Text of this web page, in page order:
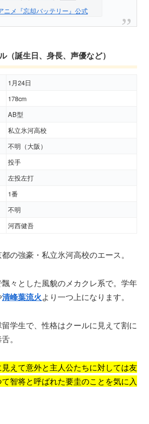
ニメ『忘却バッテリー』公式
（誕生日、身長、声優など）
1月24日
178cm
AB型
私立氷河高校
不明（大阪）
投手
左投左打
1番
不明
河西健吾
の強豪・私立氷河高校のエース。
々とした風貌のメカクレ系で。学年
清峰葉流火より一つ上になります。
学生で、性格はクールに見えて割に
。
えて意外と主人公たちに対しては友
智将と呼ばれた要圭のことを気に入